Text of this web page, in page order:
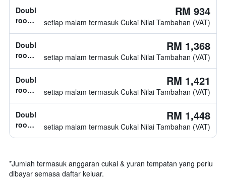
katil
double
Double
room,
katil
double
RM 934
setiap malam termasuk Cukai Nilai Tambahan (VAT)
Double
room,
katil
double
RM 1,368
setiap malam termasuk Cukai Nilai Tambahan (VAT)
Double
room,
katil
double
RM 1,421
setiap malam termasuk Cukai Nilai Tambahan (VAT)
Double
room,
RM 1,448
setiap malam termasuk Cukai Nilai Tambahan (VAT)
*Jumlah termasuk anggaran cukai & yuran tempatan yang perlu
dibayar semasa daftar keluar.